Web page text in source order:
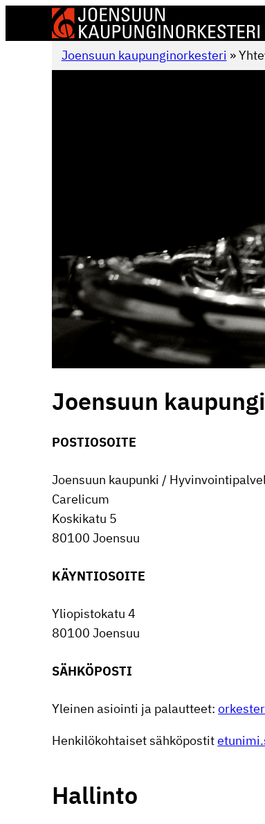
sisältöön
Joensuun kaupunginorkesteri »
Joensuun
POSTIO­SOITE
Joensuun kaupunki /
Carelicum
Koskikatu 5
80100 Joensuu
KÄYNTIO­SOITE
Yliopis­to­katu 4
80100 Joensuu
SÄHKÖ­POSTI
Yleinen asiointi ja palaut­teet:
Henki­lö­koh­taiset sähkö­postit
Hallinto